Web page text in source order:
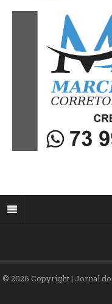
© 2026 Copyright | Jornal